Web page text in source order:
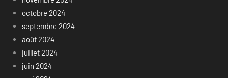
octobre 2024
septembre 2024
août 2024
juillet 2024
juin 2024